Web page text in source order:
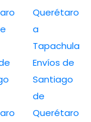
Querétaro
a
Tapachula
Envíos de
Santiago
de
Querétaro